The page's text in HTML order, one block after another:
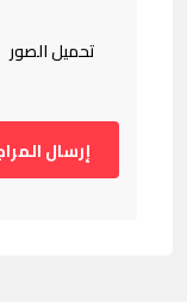
تحميل الصور